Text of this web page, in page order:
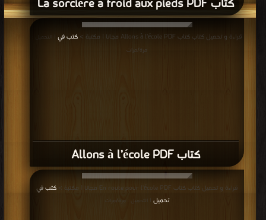
كتاب La sorcière a froid aux pieds PDF
كتاب Allons à l’école PDF
قراءة و تحميل كتاب كتاب Allons à l’école PDF مجانا | مكتبة > كتب في
| التحميل :
مرة/مرات
قراءة و تحميل كتاب كتاب En route pour l’école PDF مجانا | مكتبة >
كتب في
تحميل
| التحميل : مرة/مرات